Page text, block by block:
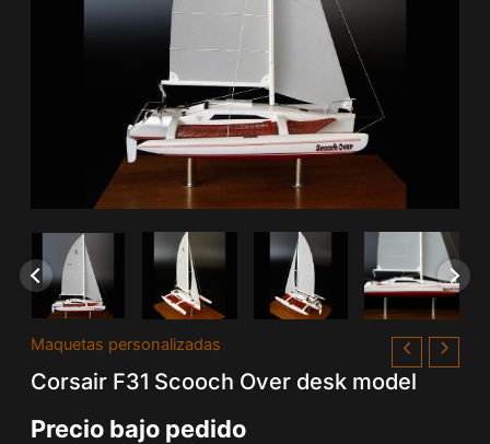
Maquetas personalizadas
Corsair F31 Scooch Over desk model
Precio bajo pedido